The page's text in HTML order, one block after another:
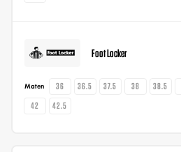
Foot Locker
Maten 36 36.5 37.5 38 38.5
42
42.5